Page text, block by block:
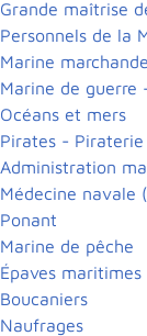
Grande maîtrise
Personnels de la
Marine marchande
Marine de guerre
Océans et mers
Pirates - Piraterie
Administration
Médecine navale
Ponant
Marine de pêche
Épaves maritimes
Boucaniers
Naufrages